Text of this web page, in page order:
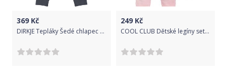
369 Kč
DIRKJE Tepláky Šedé chlapec 86
249 Kč
COOL CLUB Dětské legíny set 2 ks 74